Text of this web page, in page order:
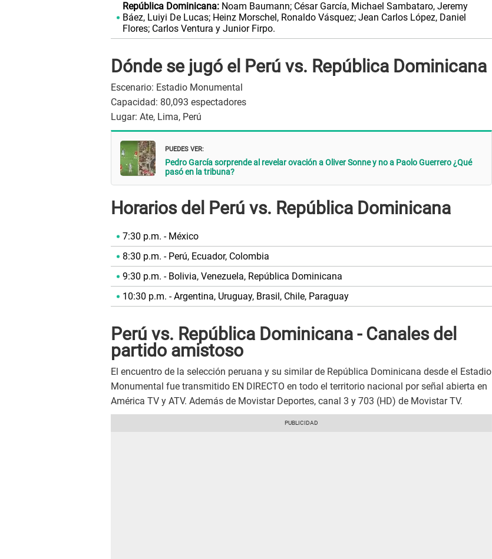
República Dominicana: Noam Baumann; César García, Michael Sambataro, Jeremy
Báez, Luiyi De Lucas; Heinz Morschel, Ronaldo Vásquez; Jean Carlos López, Daniel
Flores; Carlos Ventura y Junior Firpo.
Dónde se jugó el Perú vs. República Dominicana
Escenario: Estadio Monumental
Capacidad: 80,093 espectadores
Lugar: Ate, Lima, Perú
PUEDES VER:
Pedro García sorprende al revelar ovación a Oliver Sonne y no a Paolo Guerrero ¿Qué
pasó en la tribuna?
Horarios del Perú vs. República Dominicana
7:30 p.m. - México
8:30 p.m. - Perú, Ecuador, Colombia
9:30 p.m. - Bolivia, Venezuela, República Dominicana
10:30 p.m. - Argentina, Uruguay, Brasil, Chile, Paraguay
Perú vs. República Dominicana - Canales del
partido amistoso
El encuentro de la selección peruana y su similar de República Dominicana desde el Estadio
Monumental fue transmitido EN DIRECTO en todo el territorio nacional por señal abierta en
América TV y ATV. Además de Movistar Deportes, canal 3 y 703 (HD) de Movistar TV.